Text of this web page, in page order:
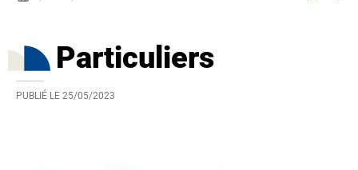
Particuliers
PUBLIÉ LE 25/05/2023